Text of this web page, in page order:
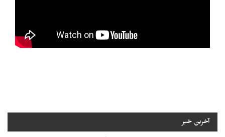
آخرین خبر